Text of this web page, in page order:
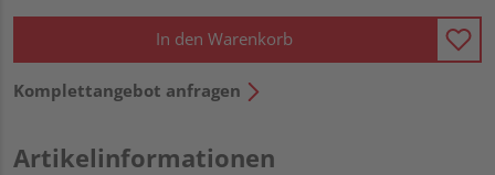
In den Warenkorb
Komplettangebot anfragen
Artikelinformationen